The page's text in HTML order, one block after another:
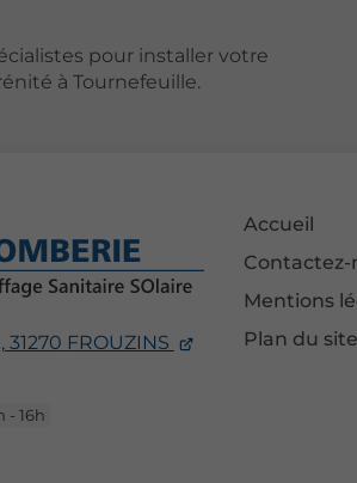
pour installer votre
à Tournefeuille.
31270 FROUZINS
- 16h
Accueil
Contactez-
Mentions
Plan du site